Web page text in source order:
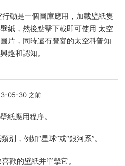
動是一個圖庫應用，加載壁紙隻
紙，然後點擊下載即可使用 太空
片，同時還有豐富的太空科普知
趣和認知。
05-30 之前
紙應用程序。
别，例如“星球”或“銀河系”。
歡的壁紙并單擊它。